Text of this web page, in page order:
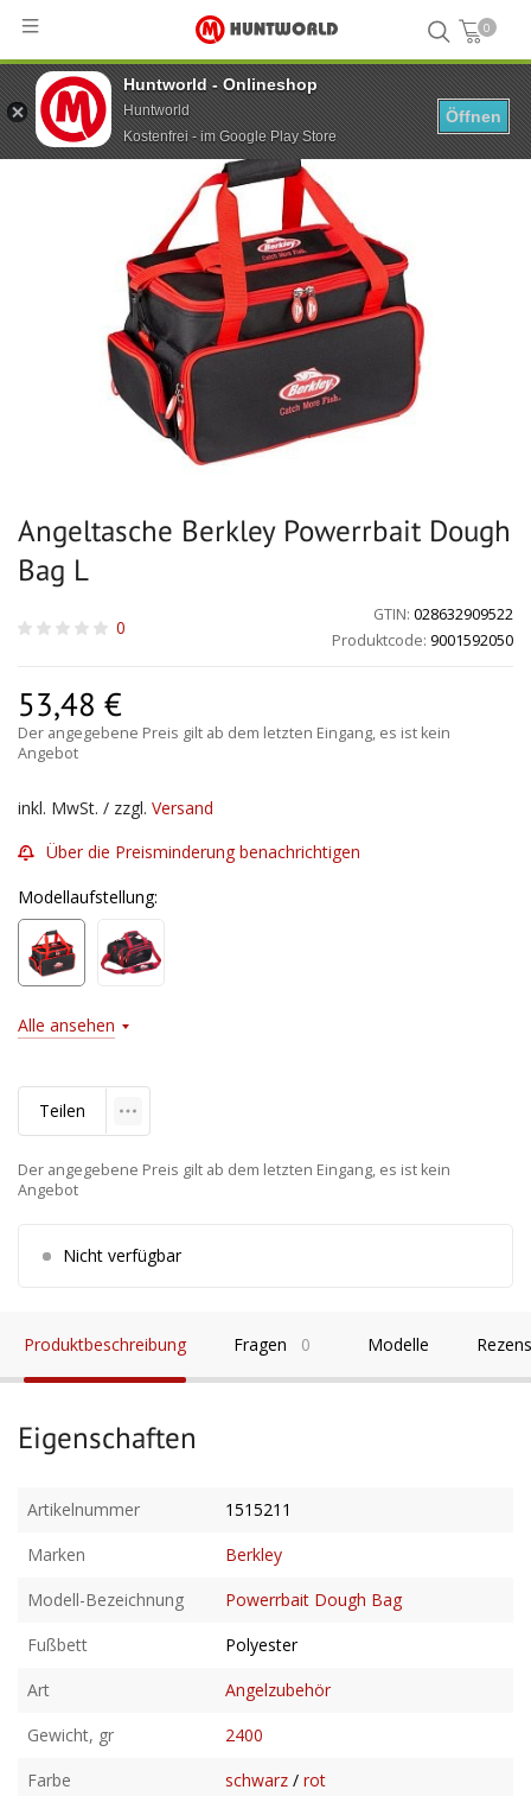
0
Hauptseite ... Angeltasche Berkley Powerrbait Dough Bag L
Angeltasche Berkley Powerrbait Dough
Bag L
GTIN: 028632909522
Produktcode: 9001592050
0
53,48 €
Der angegebene Preis gilt ab dem letzten Eingang, es ist kein
Angebot
inkl. MwSt. / zzgl. Versand
Über die Preisminderung benachrichtigen
Modellaufstellung:
Alle ansehen
Teilen
Der angegebene Preis gilt ab dem letzten Eingang, es ist kein
Angebot
Nicht verfügbar
Produktbeschreibung Fragen 0 Modelle
Eigenschaften
Artikelnummer
1515211
Marken
Berkley
Modell-Bezeichnung
Powerrbait Dough Bag
Fußbett
Polyester
Art
Angelzubehör
Gewicht, gr
2400
Farbe
schwarz / rot
Huntworld - Onlineshop
Huntworld
Kostenfrei - im Google Play Store
Öffnen